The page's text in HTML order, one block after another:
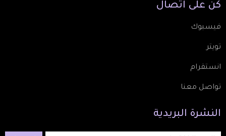
كُن على اتصال
فيسبوك
تويتر
انستقرام
تواصل معنا
النشرة البريدية